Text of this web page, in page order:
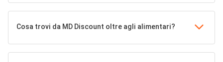
Cosa trovi da MD Discount oltre agli alimentari?